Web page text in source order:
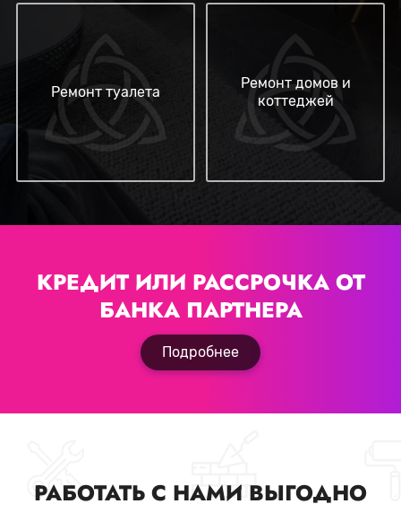
Ремонт туалета
Ремонт домов и
коттеджей
КРЕДИТ ИЛИ РАССРОЧКА ОТ
БАНКА ПАРТНЕРА
Подробнее
РАБОТАТЬ С НАМИ ВЫГОДНО